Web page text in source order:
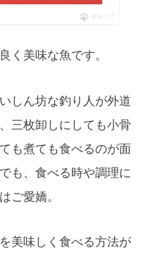
ポチップ
く美味な魚です。
しん坊な釣り人が外道
三枚卸しにしても小骨
も煮ても食べるのが面
も、食べる時や調理に
ご愛嬌。
美味しく食べる方法が